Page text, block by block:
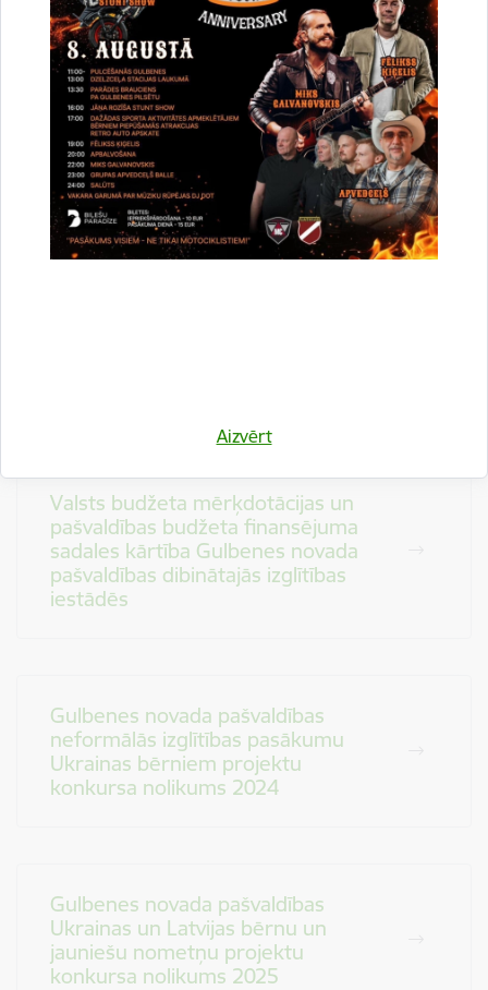
Aizvērt
Par specializēto tūrisma
transportlīdzekli Gulbenes pilsētā
Par kārtību, kādā sakārtojamas vai
nojaucamas avārijas stāvoklī
esošas būves Gulbenes novadā
Valsts budžeta mērķdotācijas un
pašvaldības budžeta finansējuma
sadales kārtība Gulbenes novada
pašvaldības dibinātajās izglītības
iestādēs
Gulbenes novada pašvaldības
neformālās izglītības pasākumu
Ukrainas bērniem projektu
konkursa nolikums 2024
Gulbenes novada pašvaldības
Ukrainas un Latvijas bērnu un
jauniešu nometņu projektu
konkursa nolikums 2025